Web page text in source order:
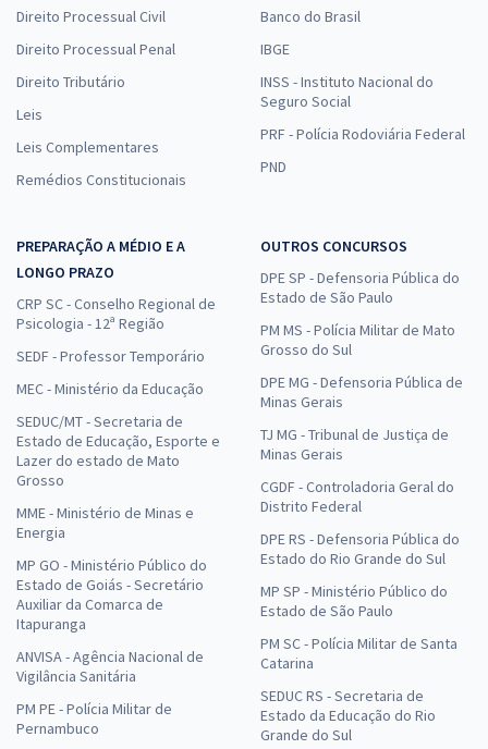
Direito Processual Civil
Direito Processual Penal
Direito Tributário
Leis
Leis Complementares
Remédios Constitucionais
Banco do Brasil
IBGE
INSS - Instituto Nacional do
Seguro Social
PRF - Polícia Rodoviária Federal
PND
PREPARAÇÃO A MÉDIO E A
LONGO PRAZO
CRP SC - Conselho Regional de
Psicologia - 12ª Região
SEDF - Professor Temporário
MEC - Ministério da Educação
SEDUC/MT - Secretaria de
Estado de Educação, Esporte e
Lazer do estado de Mato
Grosso
MME - Ministério de Minas e
Energia
MP GO - Ministério Público do
Estado de Goiás - Secretário
Auxiliar da Comarca de
Itapuranga
ANVISA - Agência Nacional de
Vigilância Sanitária
PM PE - Polícia Militar de
Pernambuco
OUTROS CONCURSOS
DPE SP - Defensoria Pública do
Estado de São Paulo
PM MS - Polícia Militar de Mato
Grosso do Sul
DPE MG - Defensoria Pública de
Minas Gerais
TJ MG - Tribunal de Justiça de
Minas Gerais
CGDF - Controladoria Geral do
Distrito Federal
DPE RS - Defensoria Pública do
Estado do Rio Grande do Sul
MP SP - Ministério Público do
Estado de São Paulo
PM SC - Polícia Militar de Santa
Catarina
SEDUC RS - Secretaria de
Estado da Educação do Rio
Grande do Sul